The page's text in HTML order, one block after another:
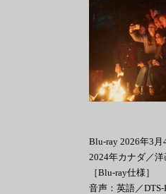
Blu-ray 2026年3月
2024年カナダ／
［Blu-ray仕様］
音声：英語／